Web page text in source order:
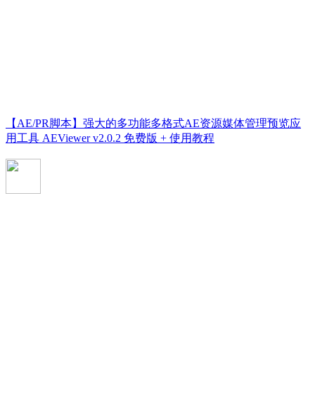
【AE/PR脚本】强大的多功能多格式AE资源媒体管理预览应
用工具 AEViewer v2.0.2 免费版 + 使用教程